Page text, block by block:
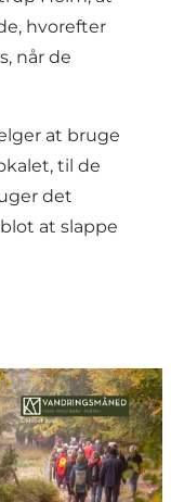
hvorefter
når de
at bruge
til de
det
at slappe